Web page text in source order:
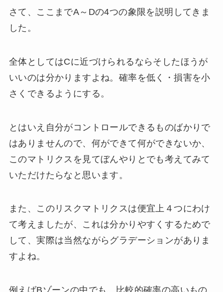
さて、ここまでA～Dの4つの象限を説明してきま
した。
全体としてはCに近づけられるならそしたほうが
いいのは分かりますよね。確率を低く・損害を小
さくできるようにする。
とはいえ自分がコントロールできるものばかりで
はありませんので、何ができて何ができないか、
このマトリクスを見てぼんやりとでも考えてみて
いただけたらなと思います。
また、このリスクマトリクスは便宜上４つにわけ
て考えましたが、これは分かりやすくするためで
して、実際は当然ながらグラデーションがありま
すよね。